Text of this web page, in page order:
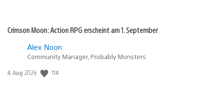
Crimson Moon: Action RPG erscheint am 1. September
Alex Noon
Community Manager, Probably Monsters
Veröffentlichungsdatum:
4. Aug 2026 114